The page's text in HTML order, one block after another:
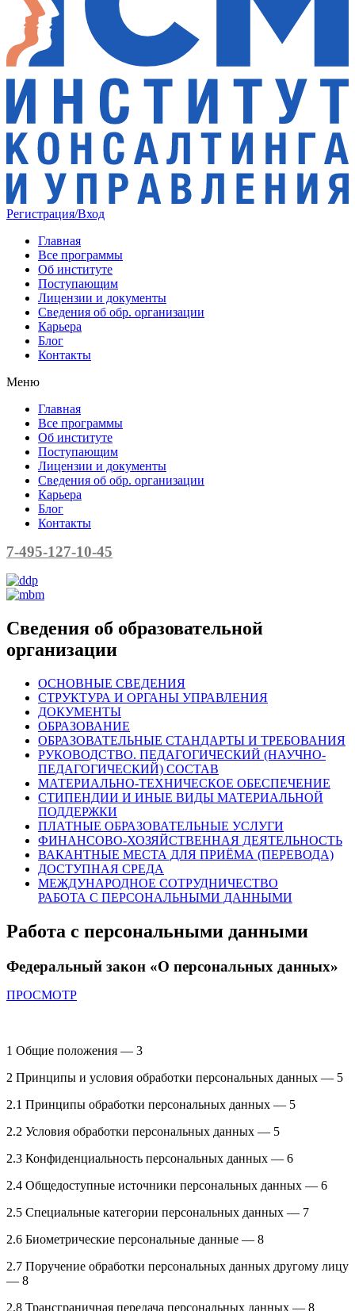
Регистрация/Вход
Главная
Все программы
Об институте
Поступающим
Лицензии и документы
Сведения об обр. организации
Карьера
Блог
Контакты
Меню
Главная
Все программы
Об институте
Поступающим
Лицензии и документы
Сведения об обр. организации
Карьера
Блог
Контакты
7-495-127-10-45
Сведения об образовательной
организации
ОСНОВНЫЕ СВЕДЕНИЯ
СТРУКТУРА И ОРГАНЫ УПРАВЛЕНИЯ
ДОКУМЕНТЫ
ОБРАЗОВАНИЕ
ОБРАЗОВАТЕЛЬНЫЕ СТАНДАРТЫ И ТРЕБОВАНИЯ
РУКОВОДСТВО. ПЕДАГОГИЧЕСКИЙ (НАУЧНО-
ПЕДАГОГИЧЕСКИЙ) СОСТАВ
МАТЕРИАЛЬНО-ТЕХНИЧЕСКОЕ ОБЕСПЕЧЕНИЕ
СТИПЕНДИИ И ИНЫЕ ВИДЫ МАТЕРИАЛЬНОЙ
ПОДДЕРЖКИ
ПЛАТНЫЕ ОБРАЗОВАТЕЛЬНЫЕ УСЛУГИ
ФИНАНСОВО-ХОЗЯЙСТВЕННАЯ ДЕЯТЕЛЬНОСТЬ
ВАКАНТНЫЕ МЕСТА ДЛЯ ПРИЁМА (ПЕРЕВОДА)
ДОСТУПНАЯ СРЕДА
МЕЖДУНАРОДНОЕ СОТРУДНИЧЕСТВО
РАБОТА С ПЕРСОНАЛЬНЫМИ ДАННЫМИ
Работа с персональными данными
Федеральный закон «О персональных данных»
ПРОСМОТР
1 Общие положения — 3
2 Принципы и условия обработки персональных данных — 5
2.1 Принципы обработки персональных данных — 5
2.2 Условия обработки персональных данных — 5
2.3 Конфиденциальность персональных данных — 6
2.4 Общедоступные источники персональных данных — 6
2.5 Специальные категории персональных данных — 7
2.6 Биометрические персональные данные — 8
2.7 Поручение обработки персональных данных другому лицу
— 8
2.8 Трансграничная передача персональных данных — 8